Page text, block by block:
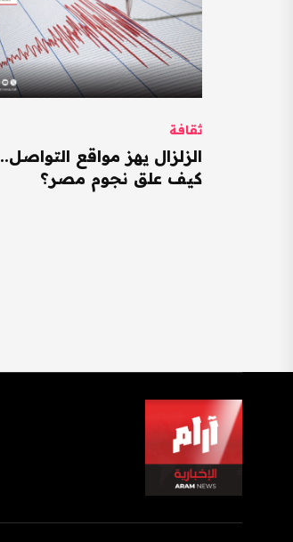
ثقافة
الزلزال يهز مواقع التواصل..
كيف علق نجوم مصر؟